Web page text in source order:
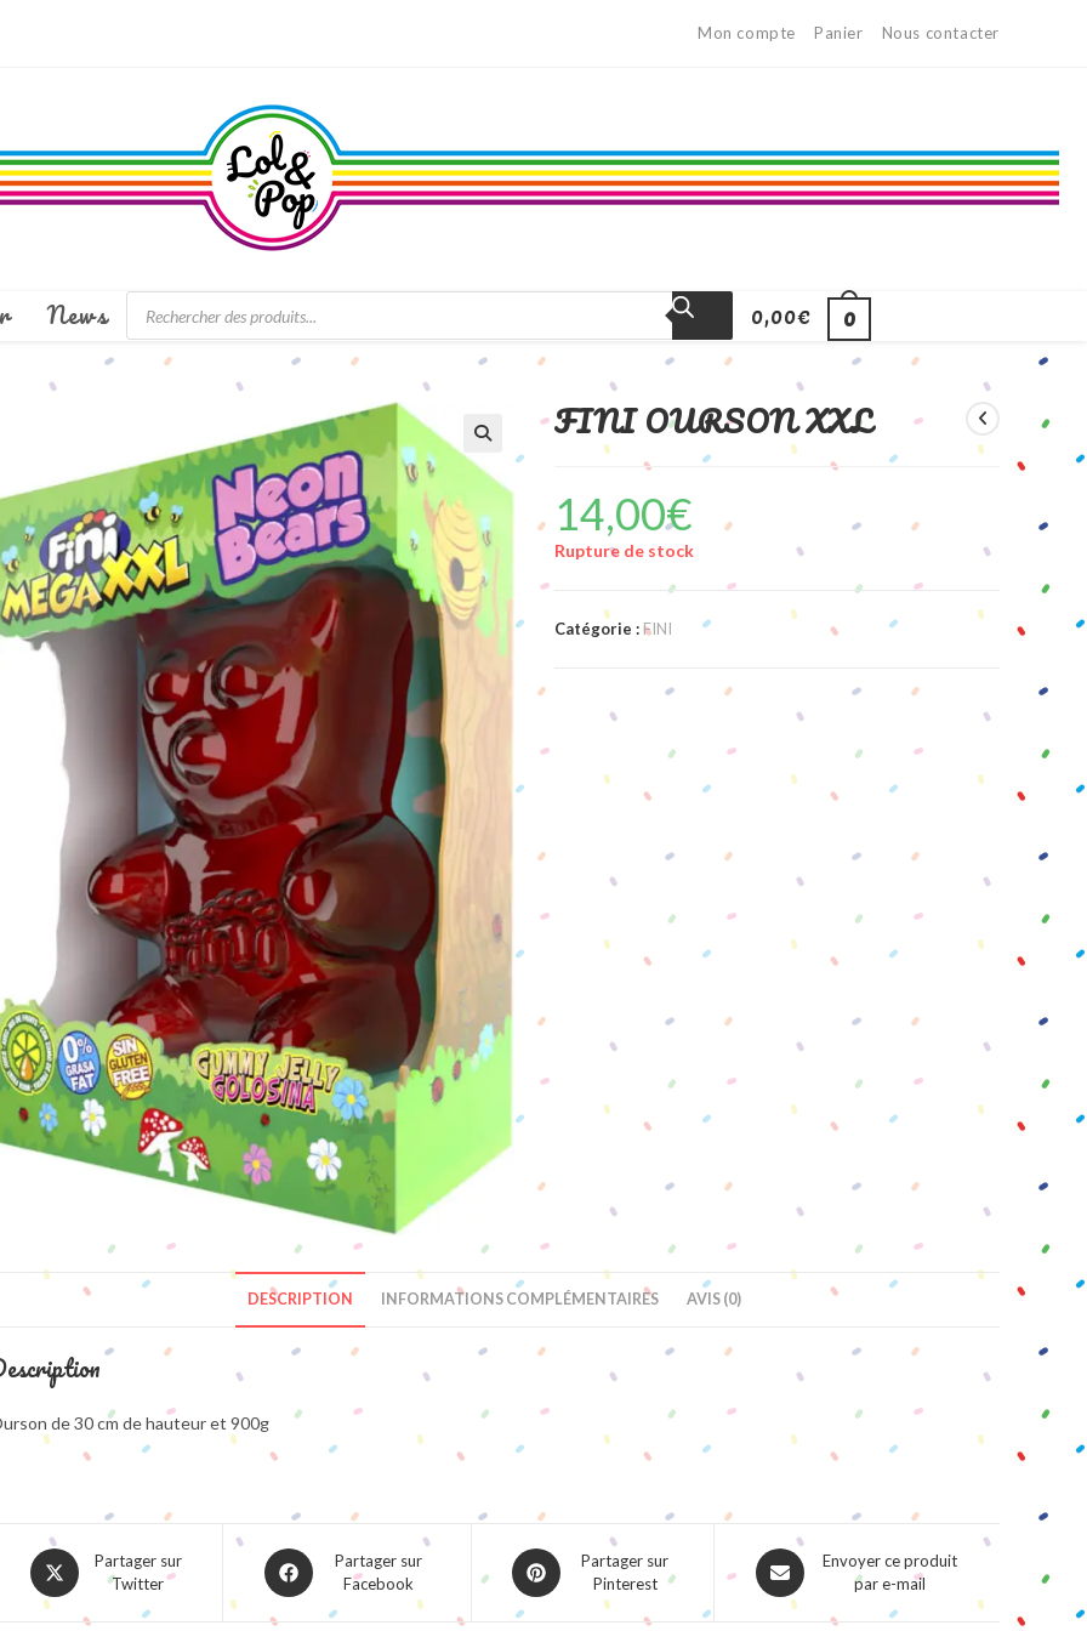
Mon compte Panier Nous contacter
News
de
produits
0,00€ 0
🔍
FINI OURSON XXL
14,00€
Rupture de stock
Catégorie :FINI
DESCRIPTION INFORMATIONS COMPLÉMENTAIRES AVIS (0)
de 30 cm de hauteur et 900g
Opens
in
Partager sur
Twitter
Opens
in
Partager sur
Facebook
Opens
in
a
Partager sur
Pinterest
Opens
in
Envoyer ce produit
par e-mail